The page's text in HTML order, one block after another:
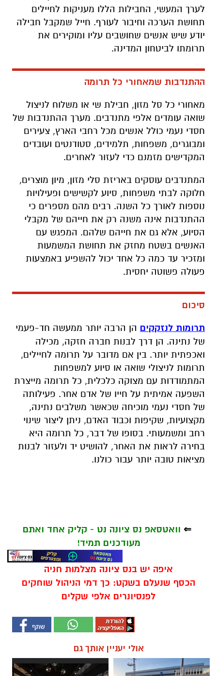
לערך המעשי, החבילות הללו מעניקות לחיילים
תחושת הערכה וחיבור לעורף. חייל שמקבל חבילה
יודע שיש אנשים שחושבים עליו ומוקירים את
תרומתו לביטחון המדינה.
ההתנדבות שמאחורי כל תרומה
מאחורי כל סל מזון, חבילת שי או משלוח לניצול
שואה עומדים אלפי מתנדבים. מערך ההתנדבות של
חסדי נעמי כולל אנשים מכל רחבי הארץ, צעירים
ומבוגרים, משפחות, תלמידים, סטודנטים ועובדים
המקדישים מזמנם כדי לעזור לאחרים.
המתנדבים עוסקים באריזת סלי מזון, מיון מוצרים,
חלוקה לבתי משפחות, סיוע לקשישים ופעילויות
נוספות לאורך כל השנה. רבים מהם מספרים כי
ההתנדבות אינה משנה רק את חייהם של מקבלי
הסיוע, אלא גם את חייהם שלהם. המפגש עם
האנשים בשטח מחזק את תחושת המשמעות
ומזכיר עד כמה כל אחד יכול להשפיע באמצעות
פעולה פשוטה יחסית.
סיכום
תרומות לנזקקים הן הרבה יותר ממעשה חד-פעמי
של נתינה. הן דרך לבנות חברה חזקה, מכילה
ואכפתית יותר. בין אם מדובר על תרומה לחיילים,
תרומות לניצולי שואה או סיוע למשפחות
המתמודדות עם מצוקה כלכלית, כל תרומה מייצרת
השפעה אמיתית על חייו של אדם אחר. פעילותה
של חסדי נעמי מוכיחה שכאשר משלבים נתינה,
מקצועיות, שקיפות וכבוד האדם, ניתן ליצור שינוי
רחב ומשמעותי. בסופו של דבר, כל תרומה היא
בחירה לראות את האחר, להושיט יד ולעזור לבנות
מציאות טובה יותר עבור כולנו.
⇐ וואטסאפ נס ציונה נט - קליק אחד ואתם
מעודכנים תמיד!
איפה יש בנס ציונה מצלמות חניה
הכסף שנעלם בשקט: כך דמי הניהול שוחקים
לפנסיונרים אלפי שקלים
אולי יעניין אותך גם